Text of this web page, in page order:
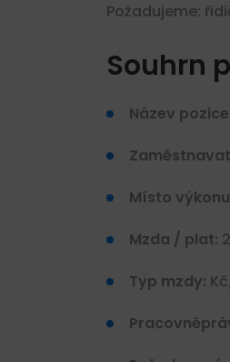
Požadujeme:
Souhrn
Název
Místo
Mzda / plat:
Typ mzdy: